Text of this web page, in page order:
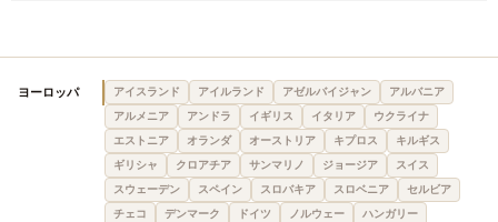
ヨーロッパ アイスランド アイルランド アゼルバイジャン
アルバニア
アルメニア
アンドラ イギリス イタリア
ウクライナ
エストニア
オランダ オーストリア キプロス
キルギス
ギリシャ
クロアチア サンマリノ ジョージア
スイス
スウェーデン
スペイン スロバキア スロベニア
セルビア
チェコ
デンマーク ドイツ ノルウェー
ハンガリー